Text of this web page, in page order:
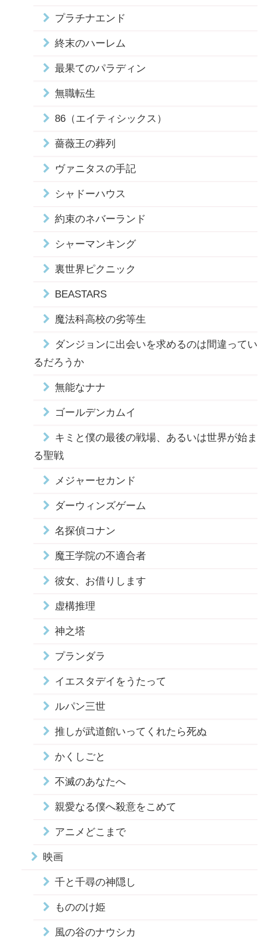
プラチナエンド
終末のハーレム
最果てのパラディン
無職転生
86（エイティシックス）
薔薇王の葬列
ヴァニタスの手記
シャドーハウス
約束のネバーランド
シャーマンキング
裏世界ピクニック
BEASTARS
魔法科高校の劣等生
ダンジョンに出会いを求めるのは間違ってい
るだろうか
無能なナナ
ゴールデンカムイ
キミと僕の最後の戦場、あるいは世界が始ま
る聖戦
メジャーセカンド
ダーウィンズゲーム
名探偵コナン
魔王学院の不適合者
彼女、お借りします
虚構推理
神之塔
プランダラ
イエスタデイをうたって
ルパン三世
推しが武道館いってくれたら死ぬ
かくしごと
不滅のあなたへ
親愛なる僕へ殺意をこめて
アニメどこまで
映画
千と千尋の神隠し
もののけ姫
風の谷のナウシカ